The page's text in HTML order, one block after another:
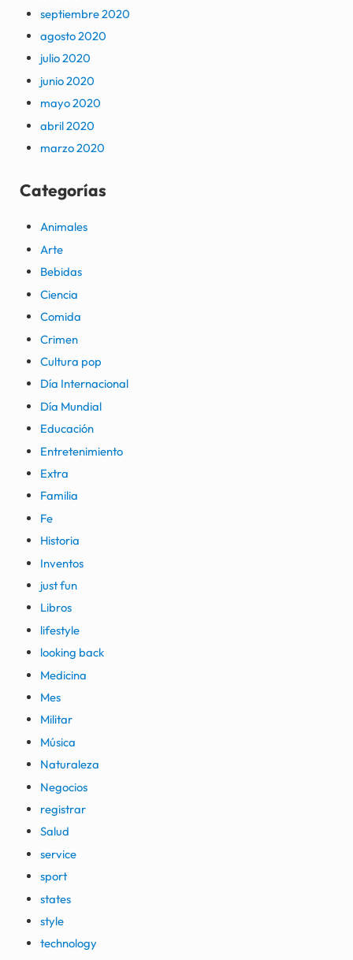
septiembre 2020
agosto 2020
julio 2020
junio 2020
mayo 2020
abril 2020
marzo 2020
Categorías
Animales
Arte
Bebidas
Ciencia
Comida
Crimen
Cultura pop
Día Internacional
Día Mundial
Educación
Entretenimiento
Extra
Familia
Fe
Historia
Inventos
just fun
Libros
lifestyle
looking back
Medicina
Mes
Militar
Música
Naturaleza
Negocios
registrar
Salud
service
sport
states
style
technology